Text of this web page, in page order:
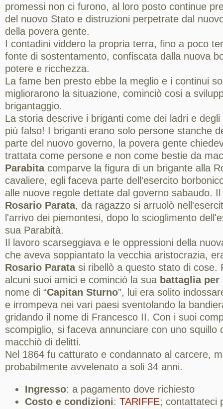
promessi non ci furono, al loro posto continue
del nuovo Stato e distruzioni perpetrate dal
della povera gente.
I contadini viddero la propria terra, fino a poco
fonte di sostentamento, confiscata dalla nuova
potere e ricchezza.
La fame ben presto ebbe la meglio e i continui
migliorarono la situazione, cominciò cosi a
brigantaggio.
La storia descrive i briganti come dei ladri e
più falso! I briganti erano solo persone stanche
parte del nuovo governo, la povera gente
trattata come persone e non come bestie da
Parabitacomparve la figura di un brigante alla
cavaliere, egli faceva parte dell'esercito
alle nuove regole dettate dal governo sabaudo.
Rosario Parata, da ragazzo si arruolò
l'arrivo dei piemontesi, dopo lo scioglimento
sua Parabità.
Il lavoro scarseggiava e le oppressioni della
che aveva soppiantato la vecchia aristocrazia,
Rosario Paratasi ribellò a questo stato di cose.
alcuni suoi amici e cominciò la sua battaglia
nome di “Capitan Sturno”, lui era solito
e irrompeva nei vari paesi sventolando la
gridando il nome di Francesco II. Con i suoi
scompiglio, si faceva annunciare con uno squillo
macchiò di delitti.
Nel 1864 fu catturato e condannato al carcere,
probabilmente avvelenato a soli 34 anni.
Ingresso: a pagamento dove richiesto
Costo e condizioni: TARIFFE; contattateci